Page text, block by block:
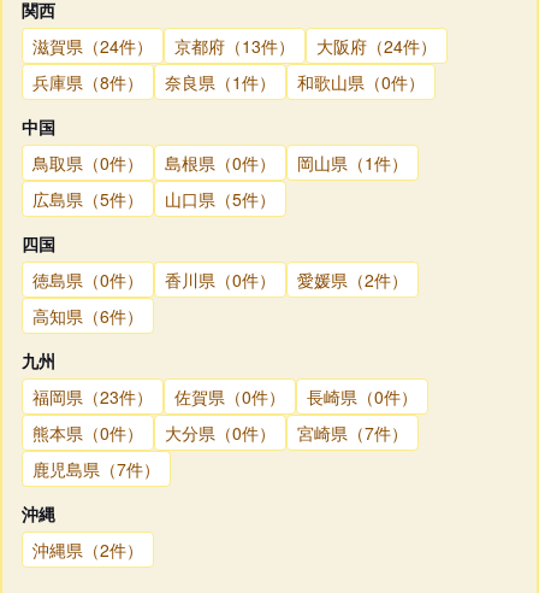
関西
滋賀県（24件）
京都府（13件）
大阪府（24件）
兵庫県（8件）
奈良県（1件）
和歌山県（0件）
中国
鳥取県（0件）
島根県（0件）
岡山県（1件）
広島県（5件）
山口県（5件）
四国
徳島県（0件）
香川県（0件）
愛媛県（2件）
高知県（6件）
九州
福岡県（23件）
佐賀県（0件）
長崎県（0件）
熊本県（0件）
大分県（0件）
宮崎県（7件）
鹿児島県（7件）
沖縄
沖縄県（2件）